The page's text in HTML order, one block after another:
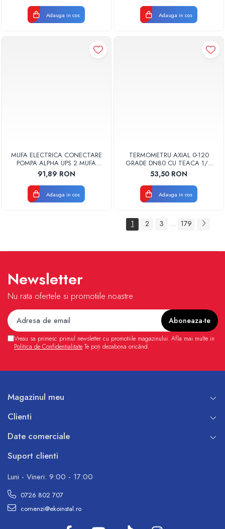
Adauga in cos Adauga in cos
MUFA ELECTRICA CONECTARE
POMPA ALPHA UPS 2 MUFA
ELECTRICA GRUNDFOS
91,89 RON
Adauga in cos
TERMOMETRU AXIAL 0-120
GRADE DN80 CU TEACA 1/2
TB80-100 FIMET
53,50 RON
Adauga in cos
1 2 3 ... 179
Newsletter
Nu rata ofertele si promotiile noastre
Vreau sa primesc primul newsletter cu promotiile magazinului. Afla mai multe in
Politica de Confidentialitate Te poți dezabona oricând.
Magazinul meu
Clienti
Date comerciale
Suport clienti
Luni - Vineri: 9:00 - 17:00
0726 802 707
comenzi@ekoinstal.ro